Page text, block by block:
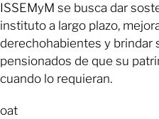
ISSEMyM se busca dar
instituto a largo plazo,
derechohabientes y brindar
pensionados de que su
cuando lo requieran.
oat